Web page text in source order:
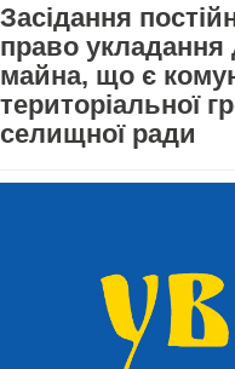
Засідання
право укладання
майна, що є
територіальної
селищної ради